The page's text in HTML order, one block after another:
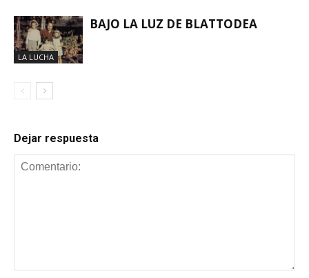
LA LUCHA
BAJO LA LUZ DE BLATTODEA
Dejar respuesta